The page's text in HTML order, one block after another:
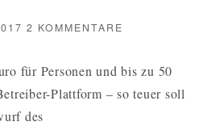
2 KOMMENTARE
FACEBOOKS
GNADEN?
für Personen und bis zu 50
Plattform – so teuer soll
des